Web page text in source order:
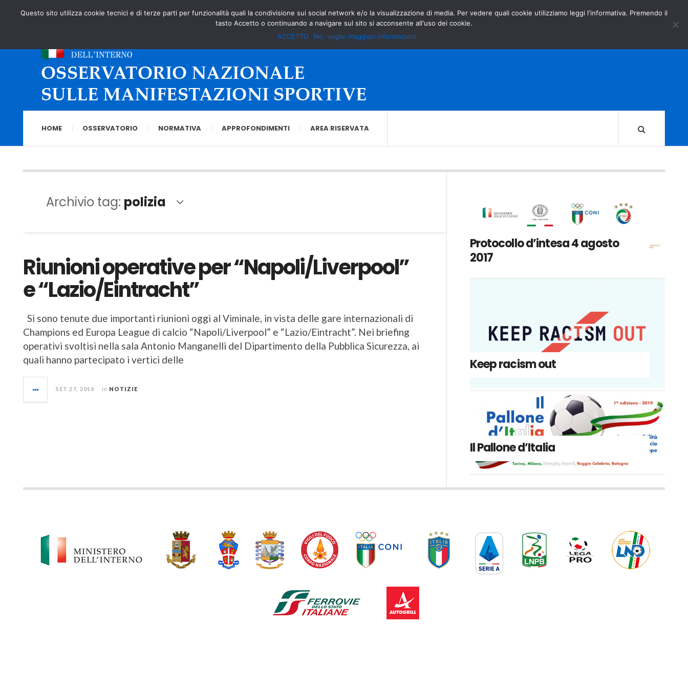
MINISTERO DELL’INTERNO
GOVERNO.IT
HOME OSSERVATORIO NORMATIVA APPROFONDIMENTI AREA RISERVATA
Archivio tag: polizia
Riunioni operative per “Napoli/Liverpool”
e “Lazio/Eintracht”
Si sono tenute due importanti riunioni oggi al Viminale, in vista delle gare internazionali di
Champions ed Europa League di calcio “Napoli/Liverpool” e “Lazio/Eintracht”. Nei briefing
operativi svoltisi nella sala Antonio Manganelli del Dipartimento della Pubblica Sicurezza, ai
quali hanno partecipato i vertici delle
SET 27, 2018 in NOTIZIE
Protocollo d’intesa 4 agosto
2017
Keep racism out
Il Pallone d’Italia
Questo sito utilizza cookie tecnici e di terze parti per funzionalità quali la condivisione sui social network e/o la visualizzazione di media. Per vedere quali cookie utilizziamo leggi l'informativa. Premendo il
tasto Accetto o continuando a navigare sul sito si acconsente all'uso dei cookie.
ACCETTO
No, voglio maggiori informazioni